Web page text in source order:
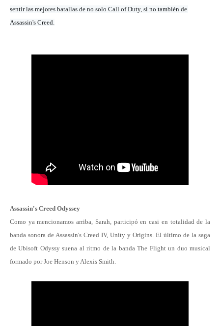
sentir las mejores batallas de no solo Call of Duty, si no también de
Assassin's Creed.
Assassin's Creed Odyssey
Como ya mencionamos arriba, Sarah, participó en casi en totalidad de la
banda sonora de Assassin's Creed IV, Unity y Origins. El último de la saga
de Ubisoft Odyssy suena al ritmo de la banda The Flight un duo musical
formado por Joe Henson y Alexis Smith.